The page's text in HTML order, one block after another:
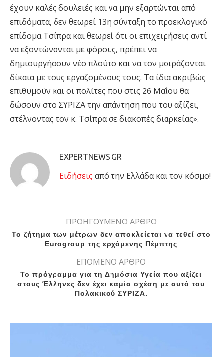
έχουν καλές δουλειές και να μην εξαρτώνται από
επιδόματα, δεν θεωρεί 13η σύνταξη το προεκλογικό
επίδομα Τσίπρα και θεωρεί ότι οι επιχειρήσεις αντί
να εξοντώνονται με φόρους, πρέπει να
δημιουργήσουν νέο πλούτο και να τον μοιράζονται
δίκαια με τους εργαζομένους τους. Τα ίδια ακριβώς
επιθυμούν και οι πολίτες που στις 26 Μαΐου θα
δώσουν στο ΣΥΡΙΖΑ την απάντηση που του αξίζει,
στέλνοντας τον κ. Τσίπρα σε διακοπές διαρκείας».
EXPERTNEWS.GR
Eιδήσεις από την Ελλάδα και τον κόσμο!
ΠΡΟΗΓΟΥΜΕΝΟ ΑΡΘΡΟ
Το ζήτημα των μέτρων δεν αποκλείεται να τεθεί στο
Eurogroup της ερχόμενης Πέμπτης
ΕΠΟΜΕΝΟ ΑΡΘΡΟ
To πρόγραμμα για τη Δημόσια Υγεία που αξίζει
στους Έλληνες δεν έχει καμία σχέση με αυτό του
Πολακικού ΣΥΡΙΖΑ.